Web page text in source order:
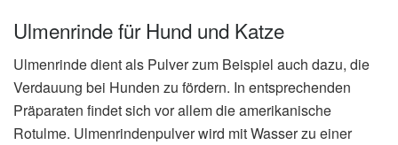
Ulmenrinde für Hund und Katze
Ulmenrinde dient als Pulver zum Beispiel auch dazu, die
Verdauung bei Hunden zu fördern. In entsprechenden
Präparaten findet sich vor allem die amerikanische
Rotulme. Ulmenrindenpulver wird mit Wasser zu einer